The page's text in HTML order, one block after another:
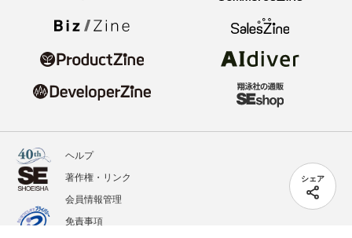
シェア
ヘルプ
著作権・リンク
会員情報管理
免責事項